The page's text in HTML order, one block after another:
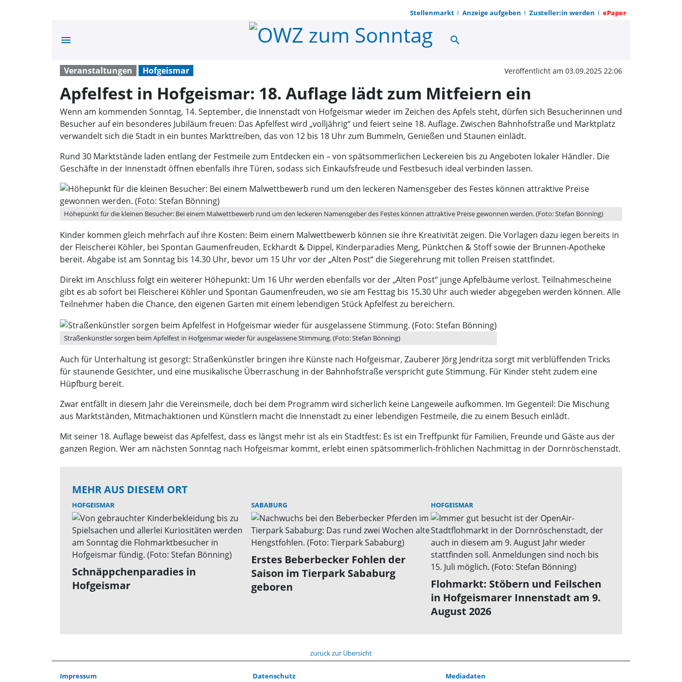
Stellenmarkt Anzeige aufgeben Zusteller:in werden ePaper
menu Apfelfest in Hofgeismar: 18.
search
Veranstaltungen Hofgeismar Veröffentlicht am 03.09.2025 22:06
Apfelfest in Hofgeismar: 18. Auflage lädt zum Mitfeiern ein
Wenn am kommenden Sonntag, 14. September, die Innenstadt von Hofgeismar wieder im Zeichen des Apfels steht, dürfen sich Besucherinnen und
Besucher auf ein besonderes Jubiläum freuen: Das Apfelfest wird „volljährig“ und feiert seine 18. Auflage. Zwischen Bahnhofstraße und Marktplatz
verwandelt sich die Stadt in ein buntes Markttreiben, das von 12 bis 18 Uhr zum Bummeln, Genießen und Staunen einlädt.
Rund 30 Marktstände laden entlang der Festmeile zum Entdecken ein – von spätsommerlichen Leckereien bis zu Angeboten lokaler Händler. Die
Geschäfte in der Innenstadt öffnen ebenfalls ihre Türen, sodass sich Einkaufsfreude und Festbesuch ideal verbinden lassen.
Höhepunkt für die kleinen Besucher: Bei einem Malwettbewerb rund um den leckeren Namensgeber des Festes können attraktive Preise gewonnen werden. (Foto: Stefan Bönning)
Kinder kommen gleich mehrfach auf ihre Kosten: Beim einem Malwettbewerb können sie ihre Kreativität zeigen. Die Vorlagen dazu iegen bereits in
der Fleischerei Köhler, bei Spontan Gaumenfreuden, Eckhardt & Dippel, Kinderparadies Meng, Pünktchen & Stoff sowie der Brunnen-Apotheke
bereit. Abgabe ist am Sonntag bis 14.30 Uhr, bevor um 15 Uhr vor der „Alten Post“ die Siegerehrung mit tollen Preisen stattfindet.
Direkt im Anschluss folgt ein weiterer Höhepunkt: Um 16 Uhr werden ebenfalls vor der „Alten Post“ junge Apfelbäume verlost. Teilnahmescheine
gibt es ab sofort bei Fleischerei Köhler und Spontan Gaumenfreuden, wo sie am Festtag bis 15.30 Uhr auch wieder abgegeben werden können. Alle
Teilnehmer haben die Chance, den eigenen Garten mit einem lebendigen Stück Apfelfest zu bereichern.
Straßenkünstler sorgen beim Apfelfest in Hofgeismar wieder für ausgelassene Stimmung. (Foto: Stefan Bönning)
Auch für Unterhaltung ist gesorgt: Straßenkünstler bringen ihre Künste nach Hofgeismar, Zauberer Jörg Jendritza sorgt mit verblüffenden Tricks
für staunende Gesichter, und eine musikalische Überraschung in der Bahnhofstraße verspricht gute Stimmung. Für Kinder steht zudem eine
Hüpfburg bereit.
Zwar entfällt in diesem Jahr die Vereinsmeile, doch bei dem Programm wird sicherlich keine Langeweile aufkommen. Im Gegenteil: Die Mischung
aus Marktständen, Mitmachaktionen und Künstlern macht die Innenstadt zu einer lebendigen Festmeile, die zu einem Besuch einlädt.
Mit seiner 18. Auflage beweist das Apfelfest, dass es längst mehr ist als ein Stadtfest: Es ist ein Treffpunkt für Familien, Freunde und Gäste aus der
ganzen Region. Wer am nächsten Sonntag nach Hofgeismar kommt, erlebt einen spätsommerlich-fröhlichen Nachmittag in der Dornröschenstadt.
MEHR AUS DIESEM ORT
HOFGEISMAR
Schnäppchenparadies in
Hofgeismar
SABABURG
Erstes Beberbecker Fohlen der
Saison im Tierpark Sababurg
geboren
HOFGEISMAR
Flohmarkt: Stöbern und Feilschen
in Hofgeismarer Innenstadt am 9.
August 2026
zurück zur Übersicht
Impressum Datenschutz Mediadaten